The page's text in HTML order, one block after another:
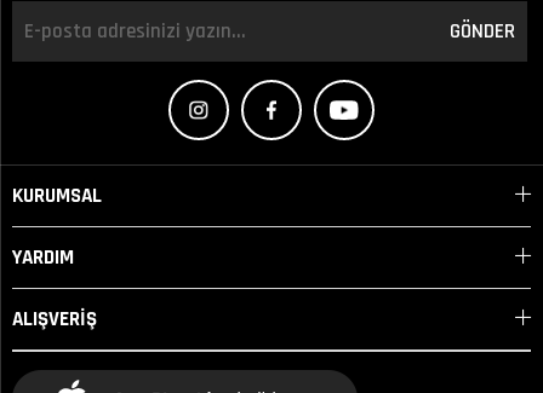
GÖNDER
KURUMSAL
YARDIM
ALIŞVERİŞ